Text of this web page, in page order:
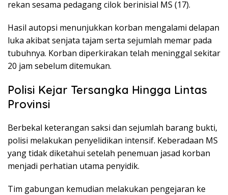
rekan sesama pedagang cilok berinisial MS (17).
Hasil autopsi menunjukkan korban mengalami delapan
luka akibat senjata tajam serta sejumlah memar pada
tubuhnya. Korban diperkirakan telah meninggal sekitar
20 jam sebelum ditemukan.
Polisi Kejar Tersangka Hingga Lintas
Provinsi
Berbekal keterangan saksi dan sejumlah barang bukti,
polisi melakukan penyelidikan intensif. Keberadaan MS
yang tidak diketahui setelah penemuan jasad korban
menjadi perhatian utama penyidik.
Tim gabungan kemudian melakukan pengejaran ke